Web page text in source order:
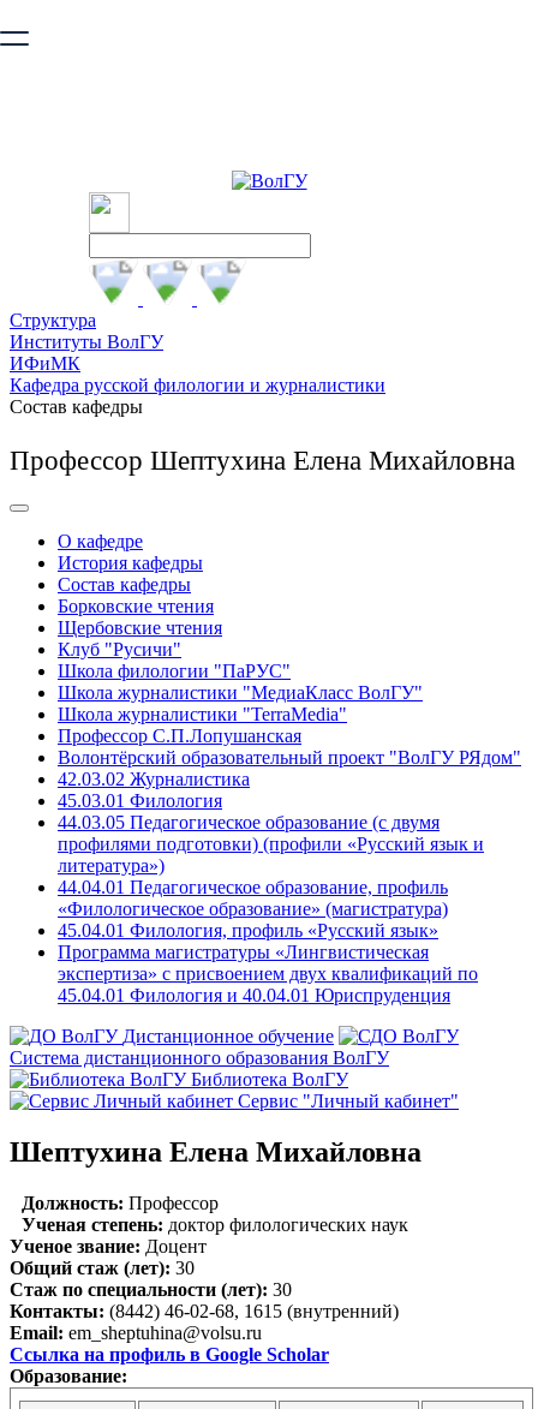
безопасную работу с сайтом. Пожалуйста
Структура
Институты ВолГУ
ИФиМК
Кафедра русской филологии и журналистики
Состав кафедры
Профессор Шептухина Елена Михайловна
О кафедре
История кафедры
Состав кафедры
Борковские чтения
Щербовские чтения
Клуб "Русичи"
Школа филологии "ПаРУС"
Школа журналистики "МедиаКласс ВолГУ"
Школа журналистики "TerraMedia"
Профессор С.П.Лопушанская
Волонтёрский образовательный проект "ВолГУ РЯдом"
42.03.02 Журналистика
45.03.01 Филология
44.03.05 Педагогическое образование (с двумя
профилями подготовки) (профили «Русский язык и
литература»)
44.04.01 Педагогическое образование, профиль
«Филологическое образование» (магистратура)
45.04.01 Филология, профиль «Русский язык»
Программа магистратуры «Лингвистическая
экспертиза» с присвоением двух квалификаций по
45.04.01 Филология и 40.04.01 Юриспруденция
Дистанционное обучение
Система дистанционного образования ВолГУ
Библиотека ВолГУ
Сервис "Личный кабинет"
Шептухина Елена Михайловна
Должность: Профессор
Ученая степень: доктор филологических наук
Ученое звание: Доцент
Общий стаж (лет): 30
Стаж по специальности (лет): 30
Контакты: (8442) 46-02-68, 1615 (внутренний)
Email: em_sheptuhina@volsu.ru
Ссылка на профиль в Google Scholar
Образование: